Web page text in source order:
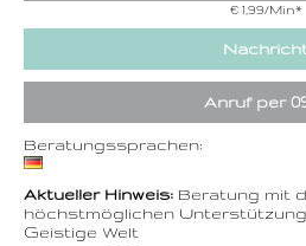
€ 1,99/Min*
Anruf per
Beratungssprachen:
Aktueller Hinweis: Beratung mit
höchstmöglichen
Geistige Welt